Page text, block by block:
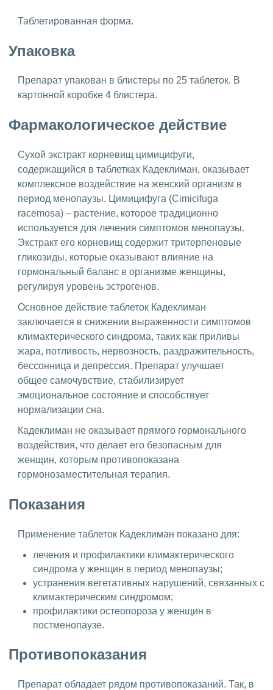
Таблетированная форма.
Упаковка
Препарат упакован в блистеры по 25 таблеток. В
картонной коробке 4 блистера.
Фармакологическое действие
Сухой экстракт корневищ цимицифуги,
содержащийся в таблетках Кадеклиман, оказывает
комплексное воздействие на женский организм в
период менопаузы. Цимицифуга (Cimicifuga
racemosa) – растение, которое традиционно
используется для лечения симптомов менопаузы.
Экстракт его корневищ содержит тритерпеновые
гликозиды, которые оказывают влияние на
гормональный баланс в организме женщины,
регулируя уровень эстрогенов.
Основное действие таблеток Кадеклиман
заключается в снижении выраженности симптомов
климактерического синдрома, таких как приливы
жара, потливость, нервозность, раздражительность,
бессонница и депрессия. Препарат улучшает
общее самочувствие, стабилизирует
эмоциональное состояние и способствует
нормализации сна.
Кадеклиман не оказывает прямого гормонального
воздействия, что делает его безопасным для
женщин, которым противопоказана
гормонозаместительная терапия.
Показания
Применение таблеток Кадеклиман показано для:
лечения и профилактики климактерического
синдрома у женщин в период менопаузы;
устранения вегетативных нарушений, связанных с
климактерическим синдромом;
профилактики остеопороза у женщин в
постменопаузе.
Противопоказания
Препарат обладает рядом противопоказаний. Так, в